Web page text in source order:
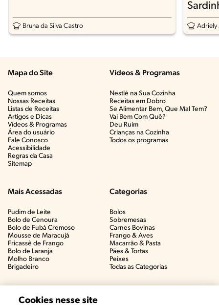
Bruna da Silva Castro Adriely
Mapa do Site
Quem somos
Nossas Receitas
Listas de Receitas​
Artigos e Dicas​
Vídeos & Programas​
Área do usuário
Fale Conosco
Acessibilidade
Regras da Casa
Sitemap
Vídeos & Programas​
Nestlé na Sua Cozinha
Receitas em Dobro
Se Alimentar Bem, Que Mal Tem?​
Vai Bem Com Quê?​
Deu Ruim​
Crianças na Cozinha​
Todos os programas
Mais Acessadas
Pudim de Leite
Bolo de Cenoura
Bolo de Fubá Cremoso
Mousse de Maracujá
Fricassê de Frango
Bolo de Laranja
Molho Branco
Brigadeiro
Categorias
Bolos
Sobremesas
Carnes Bovinas​
Frango & Aves​
Macarrão & Pasta​
Pães & Tortas​
Peixes
Todas as Categorias
Cookies nesse site